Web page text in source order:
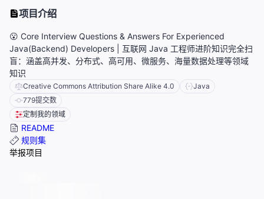
项目介绍
😮 Core Interview Questions & Answers For Experienced
Java(Backend) Developers | 互联网 Java 工程师进阶知识完全扫
盲：涵盖高并发、分布式、高可用、微服务、海量数据处理等领域
知识
Creative Commons Attribution Share Alike 4.0
Java
779提交数
定制我的领域
README
规则集
举报项目